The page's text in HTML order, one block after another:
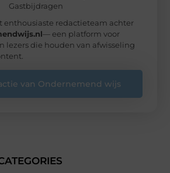
Gastbijdragen
enthousiaste redactieteam achter
— een platform voor
lezers die houden van afwisseling
van Ondernemend wijs